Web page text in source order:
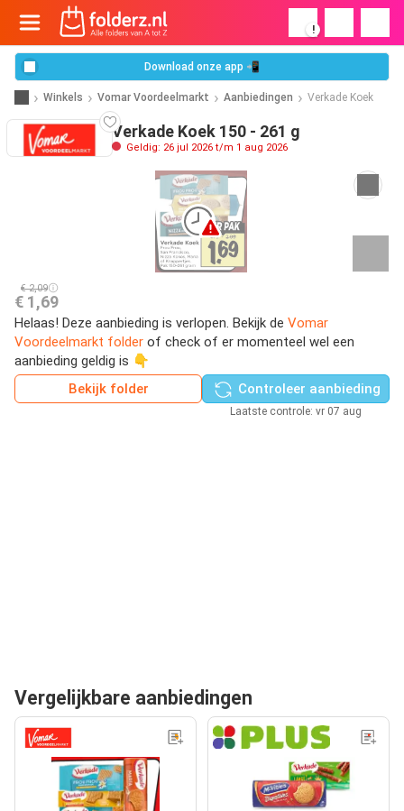
!
Download onze app 📲
Winkels Vomar Voordeelmarkt Aanbiedingen Verkade Koek
Verkade Koek 150 - 261 g
Geldig: 26 jul 2026 t/m 1 aug 2026
€ 2,09
€ 1,69
Helaas! Deze aanbieding is verlopen. Bekijk de Vomar
Voordeelmarkt folder of check of er momenteel wel een
aanbieding geldig is 👇
Bekijk folder
Controleer aanbieding
Laatste controle: vr 07 aug
Vergelijkbare aanbiedingen